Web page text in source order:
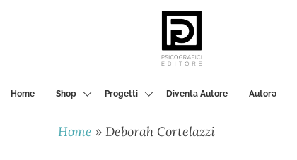
Home Shop Progetti Diventa Autore Autorә
Home »Deborah Cortelazzi